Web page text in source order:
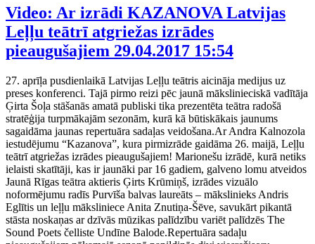
Video: Ar izrādi KAZANOVA Latvijas
Leļļu teātrī atgriežas izrādes
pieaugušajiem 29.04.2017 15:54
27. aprīļa pusdienlaikā Latvijas Leļļu teātris aicināja medijus uz
preses konferenci. Tajā pirmo reizi pēc jaunā mākslinieciskā vadītāja
Ģirta Šoļa stāšanās amatā publiski tika prezentēta teātra radošā
stratēģija turpmākajām sezonām, kurā kā būtiskākais jaunums
sagaidāma jaunas repertuāra sadaļas veidošana.Ar Andra Kalnozola
iestudējumu “Kazanova”, kura pirmizrāde gaidāma 26. maijā, Leļļu
teātrī atgriežas izrādes pieaugušajiem! Marionešu izrādē, kurā netiks
ielaisti skatītāji, kas ir jaunāki par 16 gadiem, galveno lomu atveidos
Jaunā Rīgas teātra aktieris Ģirts Krūmiņš, izrādes vizuālo
noformējumu radīs Purvīša balvas laureāts – mākslinieks Andris
Eglītis un leļļu māksliniece Anita Znutiņa-Šēve, savukārt pikantā
stāsta noskaņas ar dzīvās mūzikas palīdzību variēt palīdzēs The
Sound Poets čelliste Undīne Balode.Repertuāra sadaļu